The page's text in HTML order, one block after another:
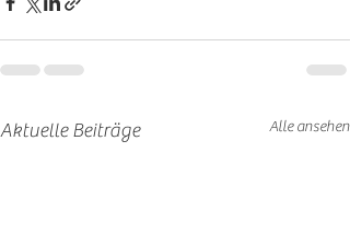
Aktuelle Beiträge Alle ansehen